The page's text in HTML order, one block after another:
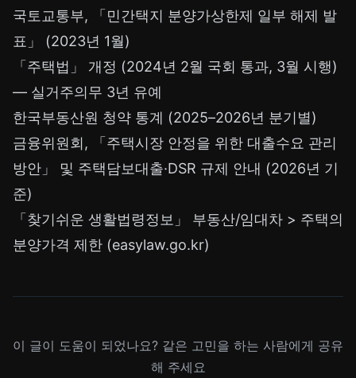
국토교통부, 「민간택지 분양가상한제 일부 해제 발
표」 (2023년 1월)
「주택법」 개정 (2024년 2월 국회 통과, 3월 시행)
— 실거주의무 3년 유예
한국부동산원 청약 통계 (2025–2026년 분기별)
금융위원회, 「주택시장 안정을 위한 대출수요 관리
방안」 및 주택담보대출·DSR 규제 안내 (2026년 기
준)
「찾기쉬운 생활법령정보」 부동산/임대차 > 주택의
분양가격 제한 (easylaw.go.kr)
이 글이 도움이 되었나요? 같은 고민을 하는 사람에게 공유
해 주세요